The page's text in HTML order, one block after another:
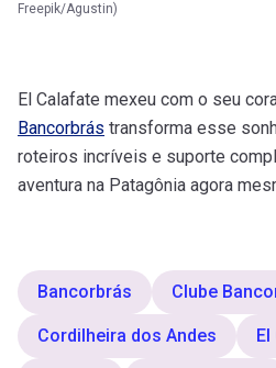
Freepik/Agustin)
El Calafate mexeu com o seu
Bancorbrás transforma esse
roteiros incríveis e suporte
aventura na Patagônia agora
Bancorbrás Clube
Cordilheira dos Andes